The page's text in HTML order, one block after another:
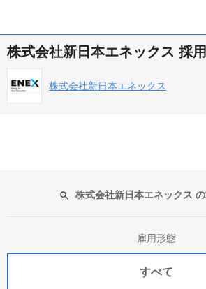
株式会社新日本エネックス 採
株式会社新日本エネックス
株式会社新日本エネックス
雇用形態
すべて